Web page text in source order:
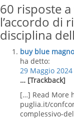
60 risposte
l’accordo di
disciplina
buy blue
ha detto:
29 Maggio
… [Trackback]
[…] Read More
puglia.it/
complessivo-